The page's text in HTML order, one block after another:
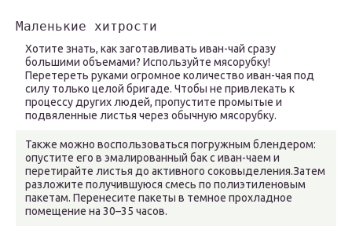
Хотите знать, как заготавливать иван-чай сразу
большими объемами? Используйте мясорубку!
Перетереть руками огромное количество иван-чая под
силу только целой бригаде. Чтобы не привлекать к
процессу других людей, пропустите промытые и
подвяленные листья через обычную мясорубку.
Также можно воспользоваться погружным блендером:
опустите его в эмалированный бак с иван-чаем и
перетирайте листья до активного соковыделения.Затем
разложите получившуюся смесь по полиэтиленовым
пакетам. Перенесите пакеты в темное прохладное
помещение на 30–35 часов.